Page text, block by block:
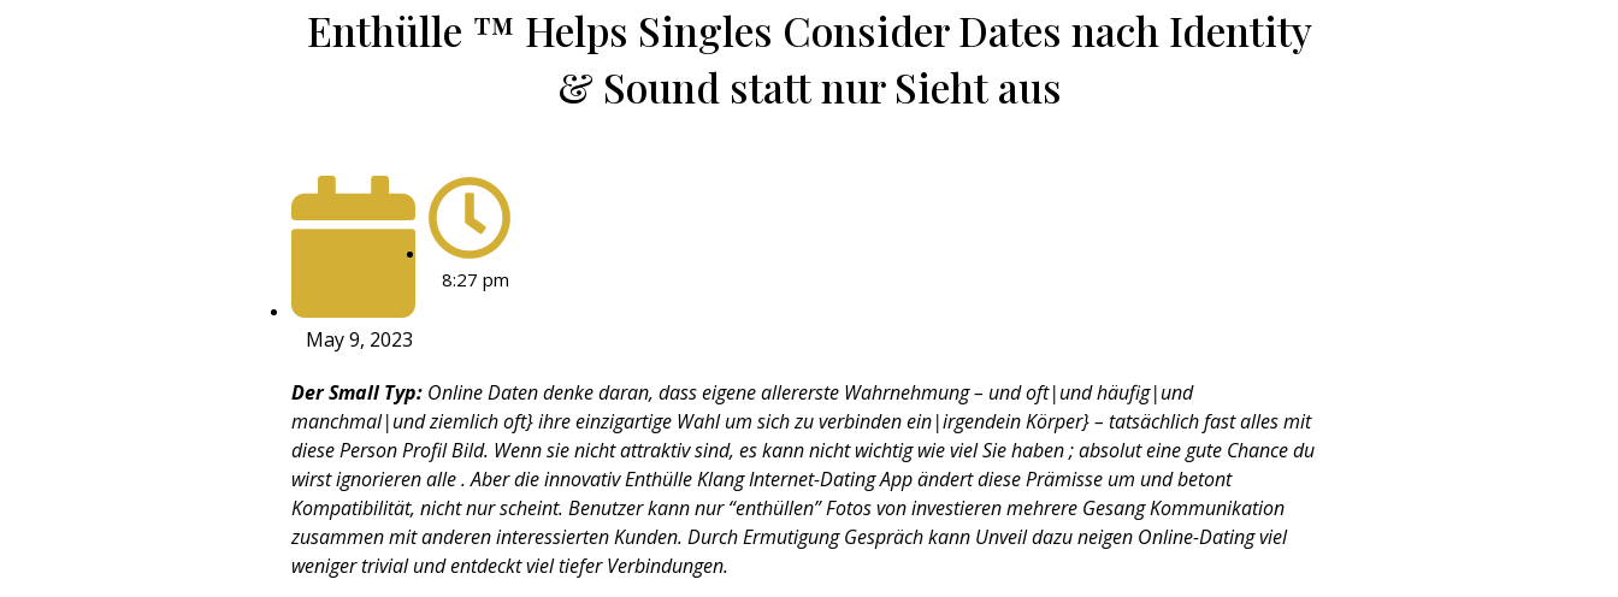
Enthülle ™ Helps Singles Consider Dates nach Identity
& Sound statt nur Sieht aus
May 9, 2023
8:27 pm
Der Small Typ: Online Daten denke daran, dass eigene allererste Wahrnehmung – und oft|und häufig|und
manchmal|und ziemlich oft} ihre einzigartige Wahl um sich zu verbinden ein|irgendein Körper} – tatsächlich fast alles mit
diese Person Profil Bild. Wenn sie nicht attraktiv sind, es kann nicht wichtig wie viel Sie haben ; absolut eine gute Chance du
wirst ignorieren alle . Aber die innovativ Enthülle Klang Internet-Dating App ändert diese Prämisse um und betont
Kompatibilität, nicht nur scheint. Benutzer kann nur “enthüllen” Fotos von investieren mehrere Gesang Kommunikation
zusammen mit anderen interessierten Kunden. Durch Ermutigung Gespräch kann Unveil dazu neigen Online-Dating viel
weniger trivial und entdeckt viel tiefer Verbindungen.